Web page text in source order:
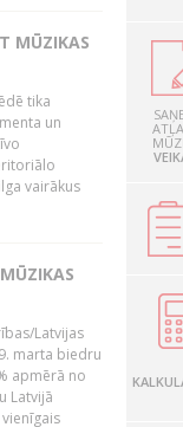
MŪZIKAS
tika
un
vairākus
Latvijas
marta biedru
apmērā no
Latvijā